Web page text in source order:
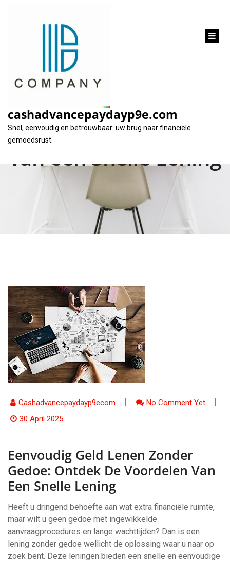
cashadvancepaydayp9e.com
Snel, eenvoudig en betrouwbaar: uw brug naar financiële
gemoedsrust.
Eenvoudig Geld
Lenen Zonder Gedoe:
Ontdek de Voordelen
van een Snelle Lening
Cashadvancepaydayp9ecom
No Comment Yet
30 April 2025
Eenvoudig Geld Lenen Zonder
Gedoe: Ontdek De Voordelen Van
Een Snelle Lening
Heeft u dringend behoefte aan wat extra financiële ruimte,
maar wilt u geen gedoe met ingewikkelde
aanvraagprocedures en lange wachttijden? Dan is een
lening zonder gedoe wellicht de oplossing waar u naar op
zoek bent. Deze leningen bieden een snelle en eenvoudige